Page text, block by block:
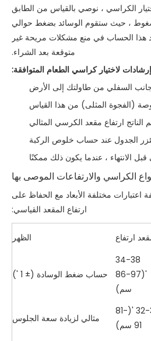
الكراسي ، نوصي بالقياس من الطابق
، حيث ستقوم الوسائد بضغط حوالي
هذا الحساب في منع مشكلات مريحة غير
متوقعة بعد الشراء.
إرشادات لاختيار كراسي الطعام المتوافقة:
السفلي من طاولتك إلى الأرض
الناتج ارتفاع مقعد الكرسي المثالي
الجدول عند حساب خلوص الركبة
الانتهاء ، عندما يكون ذلك ممكنًا
الكراسي والارتفاعات الموصى بها
اعتبارات مختلفة الأبعاد مع الحفاظ على
ارتفاع المقعد القياسي:
ارتفاع
الظهر
34-38
'(86-97
سم)
حساب ضغط الوسادة (± 1 ')
32-36 '(81-
91 سم)
مثالي لزيادة سعة الجلوس